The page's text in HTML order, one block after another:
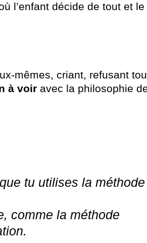
l’enfant décide de tout et le
mêmes, criant, refusant
à voir avec la philosophie
tu utilises la méthode
comme la méthode